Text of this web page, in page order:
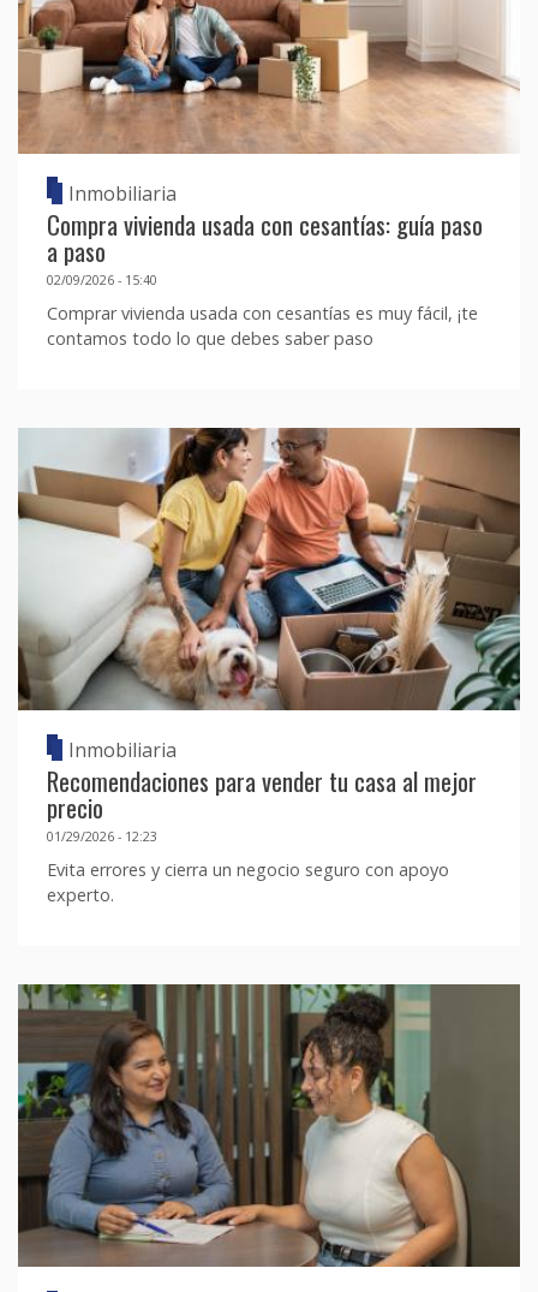
Inmobiliaria
Compra vivienda usada con cesantías: guía paso
a paso
02/09/2026 - 15:40
Comprar vivienda usada con cesantías es muy fácil, ¡te
contamos todo lo que debes saber paso
Inmobiliaria
Recomendaciones para vender tu casa al mejor
precio
01/29/2026 - 12:23
Evita errores y cierra un negocio seguro con apoyo
experto.